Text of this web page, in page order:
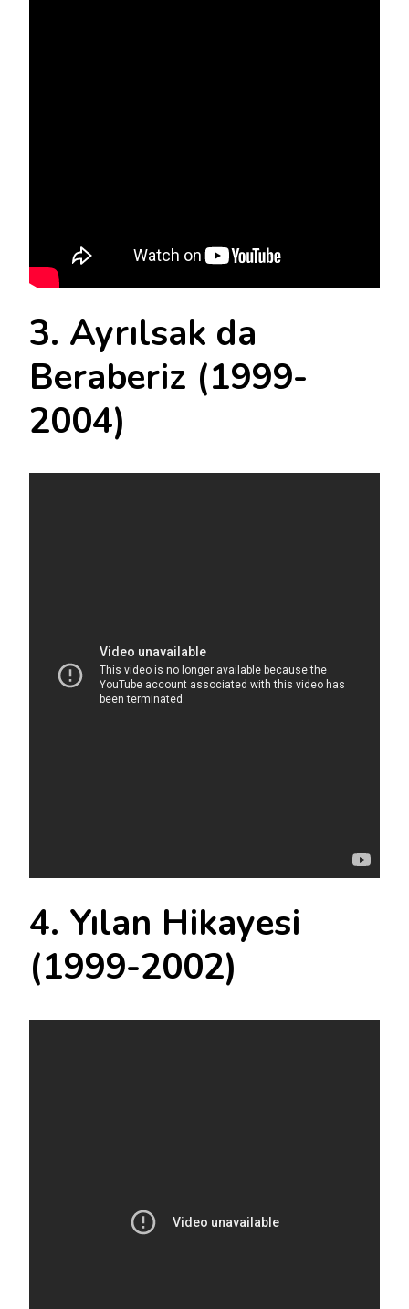
3. Ayrılsak da
Beraberiz (1999-
2004)
4. Yılan Hikayesi
(1999-2002)